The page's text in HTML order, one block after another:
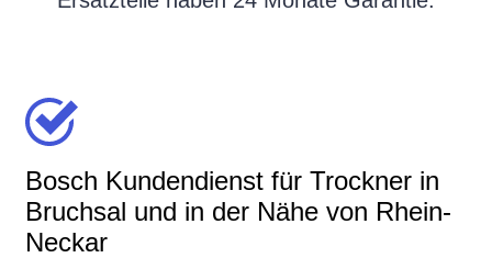
Bosch Kundendienst für Trockner in
Bruchsal und in der Nähe von Rhein-
Neckar